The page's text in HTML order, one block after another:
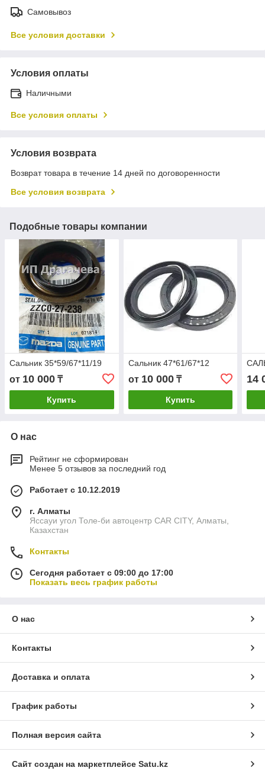
Самовывоз
Все условия доставки
Условия оплаты
Наличными
Все условия оплаты
Условия возврата
Возврат товара в течение 14 дней по договоренности
Все условия возврата
Подобные товары компании
Сальник 35*59/67*11/19
от 10 000 ₸
Купить
Сальник 47*61/67*12
от 10 000₸
Купить
14
О нас
Рейтинг не сформирован
Менее 5 отзывов за последний год
Работает с 10.12.2019
г. Алматы
Яссауи угол Толе-би автоцентр CAR CITY, Алматы,
Казахстан
Контакты
Сегодня работает с 09:00 до 17:00
Показать весь график работы
О нас
Контакты
Доставка и оплата
График работы
Полная версия сайта
Сайт создан на маркетплейсе Satu.kz